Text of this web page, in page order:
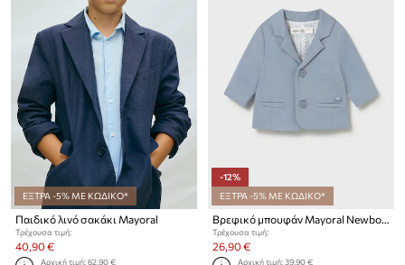
ΕΞΤΡΑ -5% ΜΕ ΚΩΔΙΚΟ*
Παιδικό λινό σακάκι Mayoral
Τρέχουσα τιμή:
40,90 €
Αρχική τιμή:62,90 €
-12%
ΕΞΤΡΑ -5% ΜΕ ΚΩΔΙΚΟ*
Βρεφικό μπουφάν Mayoral Newborn
Τρέχουσα τιμή:
26,90 €
Αρχική τιμή:39,90 €